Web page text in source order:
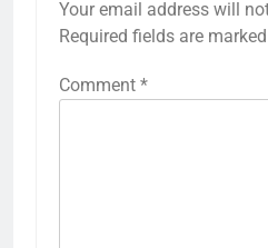
Your email address will
Required fields are marked
Comment *